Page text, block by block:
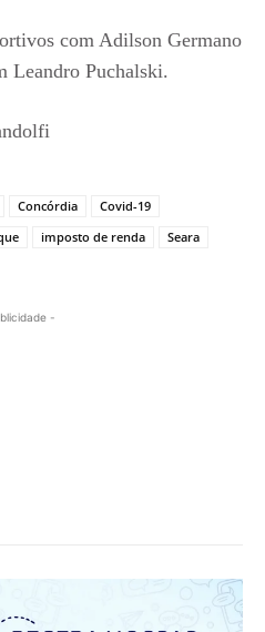
com Adilson Germano
Leandro Puchalski.
Concórdia
Covid-19
imposto de renda
Seara
-